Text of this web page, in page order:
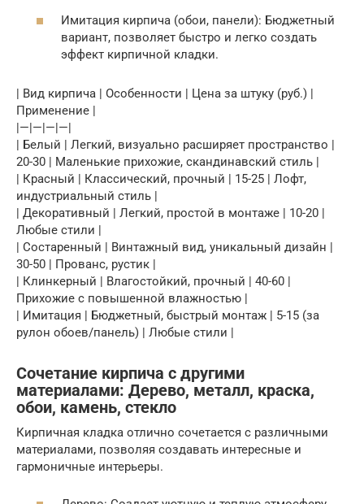
Имитация кирпича (обои, панели): Бюджетный
вариант, позволяет быстро и легко создать
эффект кирпичной кладки.
| Вид кирпича | Особенности | Цена за штуку (руб.) |
Применение |
|—|—|—|—|
| Белый | Легкий, визуально расширяет пространство |
20-30 | Маленькие прихожие, скандинавский стиль |
| Красный | Классический, прочный | 15-25 | Лофт,
индустриальный стиль |
| Декоративный | Легкий, простой в монтаже | 10-20 |
Любые стили |
| Состаренный | Винтажный вид, уникальный дизайн |
30-50 | Прованс, рустик |
| Клинкерный | Влагостойкий, прочный | 40-60 |
Прихожие с повышенной влажностью |
| Имитация | Бюджетный, быстрый монтаж | 5-15 (за
рулон обоев/панель) | Любые стили |
Сочетание кирпича с другими
материалами: Дерево, металл, краска,
обои, камень, стекло
Кирпичная кладка отлично сочетается с различными
материалами, позволяя создавать интересные и
гармоничные интерьеры.